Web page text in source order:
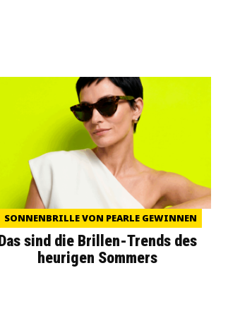
SONNENBRILLE VON PEARLE GEWINNEN
Das sind die Brillen-Trends des
heurigen Sommers